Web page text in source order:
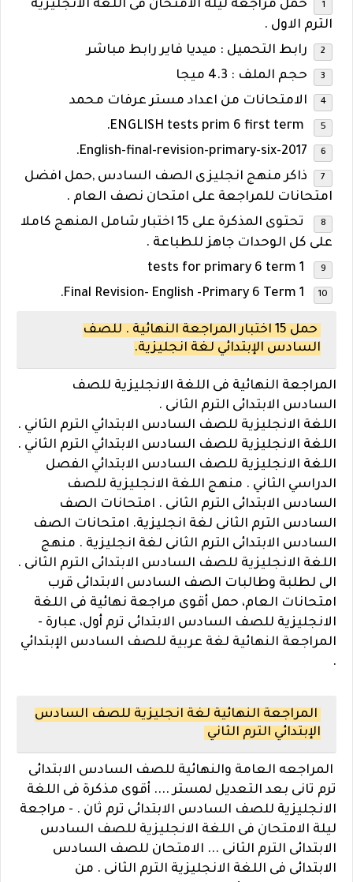
حمل مراجعة ليلة الامتحان فى اللغة الانجليزية
الترم الاول .
رابط التحميل : ميديا فاير رابط مباشر
حجم الملف : 4.3 ميجا
الامتحانات من اعداد مستر عرفات محمد
English-final-revision-primary-six-2017.
ذاكر منهج انجليزى الصف السادس ,حمل افضل
امتحانات للمراجعة على امتحان نصف العام .
تحتوى المذكرة على 15 اختبار شامل المنهج كاملا
على كل الوحدات جاهز للطباعة .
حمل 15 اختبار المراجعة النهائية . للصف
السادس الإبتدائي لغة انجليزية.
المراجعة النهائية فى اللغة الانجليزية للصف
السادس الابتدائى الترم الثانى .
اللغة الانجليزية للصف السادس الابتدائي الترم الثاني .
اللغة الانجليزية للصف السادس الابتدائي الترم الثاني .
اللغة الانجليزية للصف السادس الابتدائي الفصل
الدراسي الثاني . منهج اللغة الانجليزية للصف
السادس الابتدائى الترم الثانى . امتحانات الصف
السادس الترم الثانى لغة انجليزية. امتحانات الصف
السادس الابتدائى الترم الثانى لغة انجليزية . منهج
اللغة الانجليزية للصف السادس الابتدائى الترم الثانى .
الى لطلبة وطالبات الصف السادس الابتدائى قرب
امتحانات العام، حمل أقوى مراجعة نهائية فى اللغة
الانجليزية للصف السادس الابتدائى ترم أول، عبارة -
المراجعة النهائية لغة عربية للصف السادس الإبتدائي
.
المراجعة النهائية لغة انجليزية للصف السادس
الإبتدائي الترم الثاني
المراجعه العامة والنهائية للصف السادس الابتدائى
ترم تانى بعد التعديل لمستر .... أقوى مذكرة فى اللغة
الانجليزية للصف السادس الابتدائى ترم ثان . - مراجعة
ليلة الامتحان فى اللغة الانجليزية للصف السادس
الابتدائى الترم الثانى ... الامتحان للصف السادس
الابتدائى فى اللغة الانجليزية الترم الثانى . من